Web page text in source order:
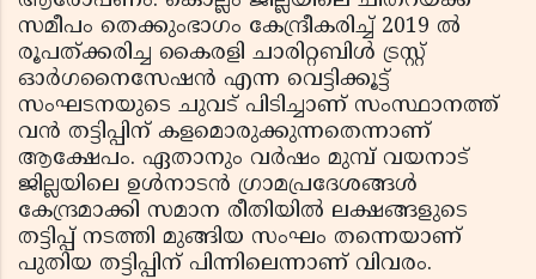
സമീപം തെക്കുംഭാഗം കേന്ദ്രീകരിച്ച് 2019 ല്‍
രൂപത്ക്കരിച്ച കൈരളി ചാരിറ്റബിള്‍ ട്രസ്റ്റ്
ഓര്‍ഗനൈസേഷന്‍ എന്ന വെട്ടിക്കൂട്ട്
സംഘടനയുടെ ചുവട് പിടിച്ചാണ് സംസ്ഥാനത്ത്
വന്‍ തട്ടിപ്പിന് കളമൊരുക്കുന്നതെന്നാണ്
ആക്ഷേപം. ഏതാനും വര്‍ഷം മുമ്പ് വയനാട്
ജില്ലയിലെ ഉള്‍നാടന്‍ ഗ്രാമപ്രദേശങ്ങള്‍
കേന്ദ്രമാക്കി സമാന രീതിയില്‍ ലക്ഷങ്ങളുടെ
തട്ടിപ്പ് നടത്തി മുങ്ങിയ സംഘം തന്നെയാണ്
പുതിയ തട്ടിപ്പിന് പിന്നിലെന്നാണ് വിവരം.